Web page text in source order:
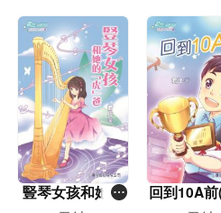
豎琴女孩和她的
回到10A